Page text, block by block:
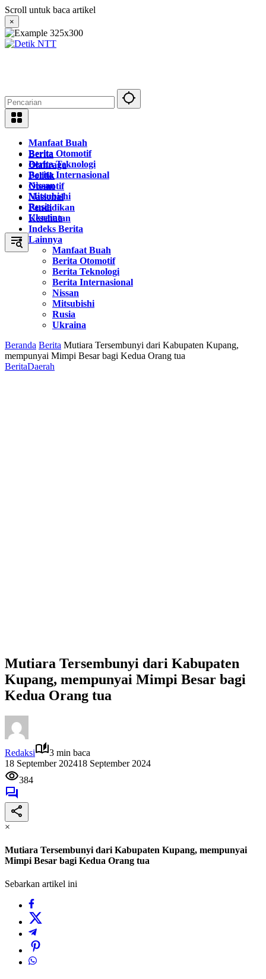
Langsung
ke
konten
Scroll untuk baca artikel
×
Manfaat Buah
Berita Otomotif
Berita Teknologi
Berita Internasional
Nissan
Mitsubishi
Rusia
Ukraina
Berita
Olahraga
Politik
Otomotif
Nasional
Pendidikan
Kesehatan
Indeks Berita
Lainnya
Manfaat Buah
Berita Otomotif
Berita Teknologi
Berita Internasional
Nissan
Mitsubishi
Rusia
Ukraina
Beranda Berita Mutiara Tersembunyi dari Kabupaten Kupang,
mempunyai Mimpi Besar bagi Kedua Orang tua
BeritaDaerah
Mutiara Tersembunyi dari Kabupaten
Kupang, mempunyai Mimpi Besar bagi
Kedua Orang tua
Redaksi
3 min baca
18 September 202418 September 2024
384
×
Mutiara Tersembunyi dari Kabupaten Kupang, mempunyai
Mimpi Besar bagi Kedua Orang tua
Sebarkan artikel ini